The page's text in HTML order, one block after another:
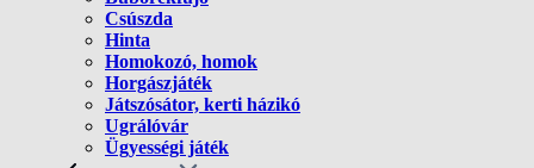
Csúszda
Hinta
Homokozó, homok
Horgászjáték
Játszósátor, kerti házikó
Ugrálóvár
Ügyességi játék